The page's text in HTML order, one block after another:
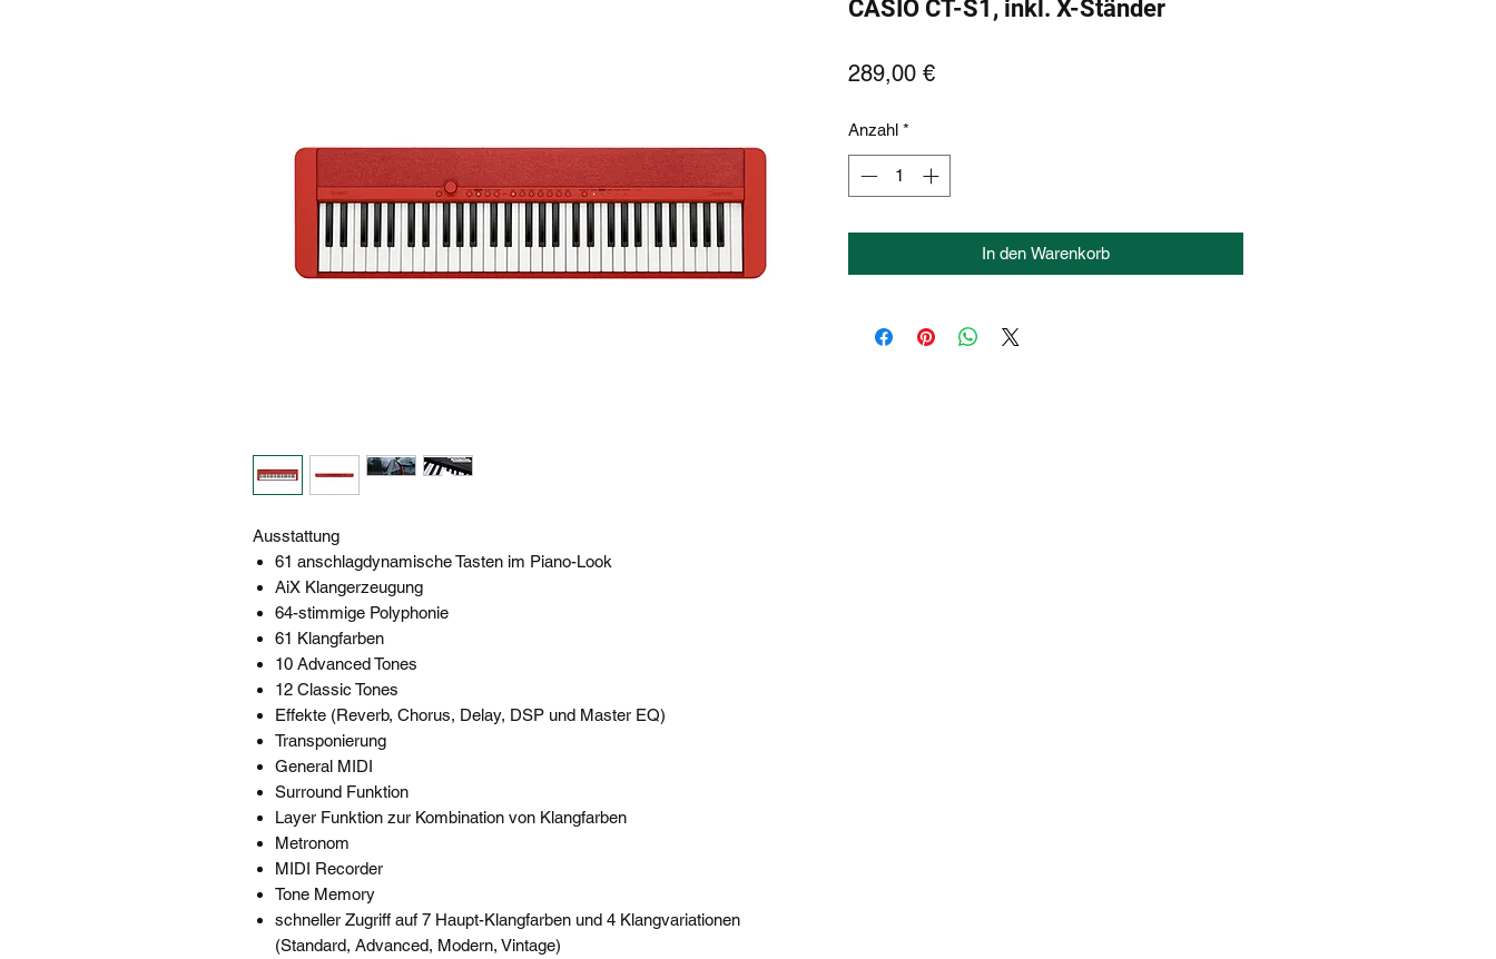
Ausstattung
61 anschlagdynamische Tasten im Piano-Look
AiX Klangerzeugung
64-stimmige Polyphonie
61 Klangfarben
10 Advanced Tones
12 Classic Tones
Effekte (Reverb, Chorus, Delay, DSP und Master EQ)
Transponierung
General MIDI
Surround Funktion
Layer Funktion zur Kombination von Klangfarben
Metronom
MIDI Recorder
Tone Memory
schneller Zugriff auf 7 Haupt-Klangfarben und 4 Klangvariationen
(Standard, Advanced, Modern, Vintage)
CASIO CT-S1, inkl. X-Ständer
289,00 €Preis
Anzahl *
In den Warenkorb